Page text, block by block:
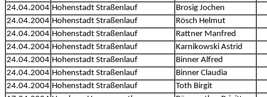
24.04.2004 Hohenstadt Straßenlauf
Brosig Jochen
24.04.2004 Hohenstadt Straßenlauf
Rösch Helmut
24.04.2004 Hohenstadt Straßenlauf
Rattner Manfred
24.04.2004 Hohenstadt Straßenlauf
Karnikowski Astrid
24.04.2004 Hohenstadt Straßenlauf
Binner Alfred
24.04.2004 Hohenstadt Straßenlauf
Binner Claudia
24.04.2004 Hohenstadt Straßenlauf
Toth Birgit